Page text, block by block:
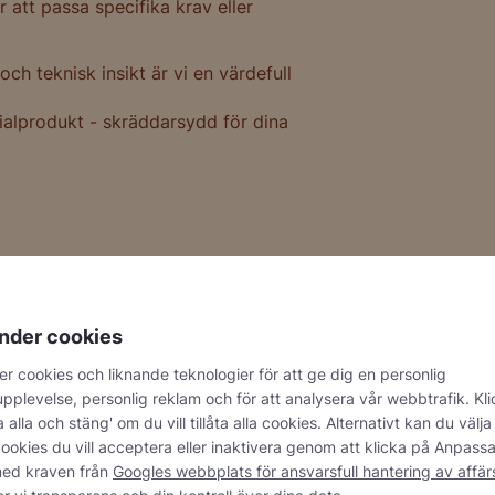
att passa specifika krav eller
teknisk insikt är vi en värdefull
- skräddarsydd för dina
Förpackning
Minst 3.000 kg för
cookies
cookies och liknande teknologier för att ge dig en personlig
personlig reklam och för att analysera vår webbtrafik.
alla och stäng' om du vill tillåta alla cookies. Alternativt kan du
du vill acceptera eller inaktivera genom att klicka på
kraven från Googles webbplats för ansvarsfull hantering av